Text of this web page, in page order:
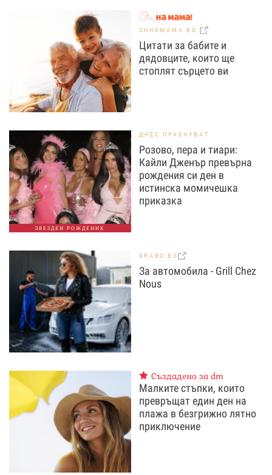
OHNAMAMA.BG
Цитати за бабите и
дядовците, които ще
стоплят сърцето ви
ЗВЕЗДЕН РОЖДЕНИК
ДНЕС ПРАЗНУВАТ
Розово, пера и тиари:
Кайли Дженър превърна
рождения си ден в
истинска момичешка
приказка
GRABO.BG
За автомобила - Grill Chez
Nous
Създадено за dm
Малките стъпки, които
превръщат един ден на
плажа в безгрижно лятно
приключение